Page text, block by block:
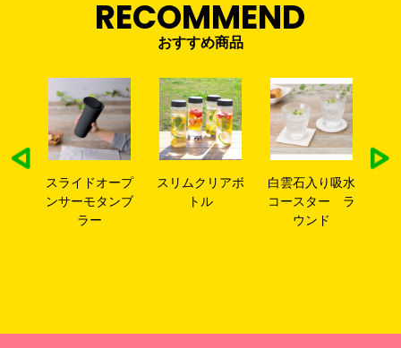
RECOMMEND
おすすめ商品
スライドオープ
ンサーモタンブ
ラー
スリムクリアボ
トル
白雲石入り吸水
コースター ラ
ウンド